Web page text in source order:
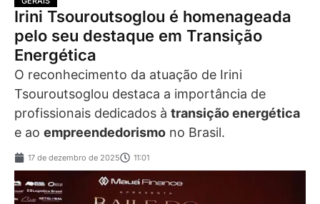
Irini Tsouroutsoglou é homenageada
pelo seu destaque em Transição
Energética
O reconhecimento da atuação de Irini
Tsouroutsoglou destaca a importância de
profissionais dedicados à transição energética
e ao empreendedorismo no Brasil.
17 de dezembro de 2025 11:01